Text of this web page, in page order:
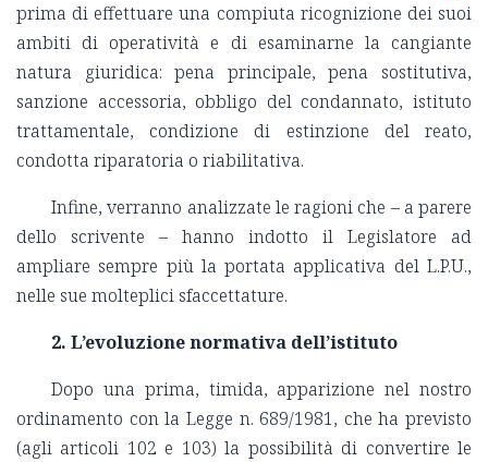
prima di effettuare una compiuta ricognizione dei suoi
ambiti di operatività e di esaminarne la cangiante
natura giuridica: pena principale, pena sostitutiva,
sanzione accessoria, obbligo del condannato, istituto
trattamentale, condizione di estinzione del reato,
condotta riparatoria o riabilitativa.
Infine, verranno analizzate le ragioni che – a parere
dello scrivente – hanno indotto il Legislatore ad
ampliare sempre più la portata applicativa del L.P.U.,
nelle sue molteplici sfaccettature.
2. L’evoluzione normativa dell’istituto
Dopo una prima, timida, apparizione nel nostro
ordinamento con la Legge n. 689/1981, che ha previsto
(agli articoli 102 e 103) la possibilità di convertire le